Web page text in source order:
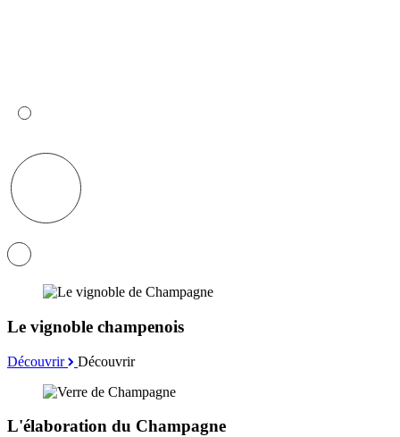
Le vignoble champenois
Découvrir Découvrir
L'élaboration du Champagne